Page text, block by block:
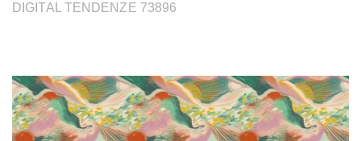
DIGITAL TENDENZE 73896